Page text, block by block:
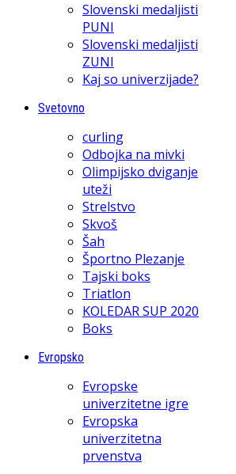
Slovenski medaljisti
PUNI
Slovenski medaljisti
ZUNI
Kaj so univerzijade?
Svetovno
curling
Odbojka na mivki
Olimpijsko dviganje
uteži
Strelstvo
Skvoš
Šah
Športno Plezanje
Tajski boks
Triatlon
KOLEDAR SUP 2020
Boks
Evropsko
Evropske
univerzitetne igre
Evropska
univerzitetna
prvenstva